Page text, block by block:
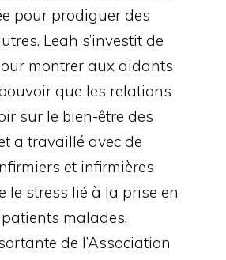
pour prodiguer des
Leah s’investit de
montrer aux aidants
que les relations
sur le bien-être des
a travaillé avec de
et infirmières
le stress lié à la prise en
malades.
de l’Association